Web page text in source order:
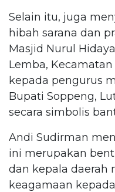
Selain itu, juga
hibah sarana dan
Masjid Nurul
Lemba,
kepada pengurus
Bupati Soppeng,
secara simbolis
Andi Sudirman
ini merupakan
dan kepala daerah
keagamaan